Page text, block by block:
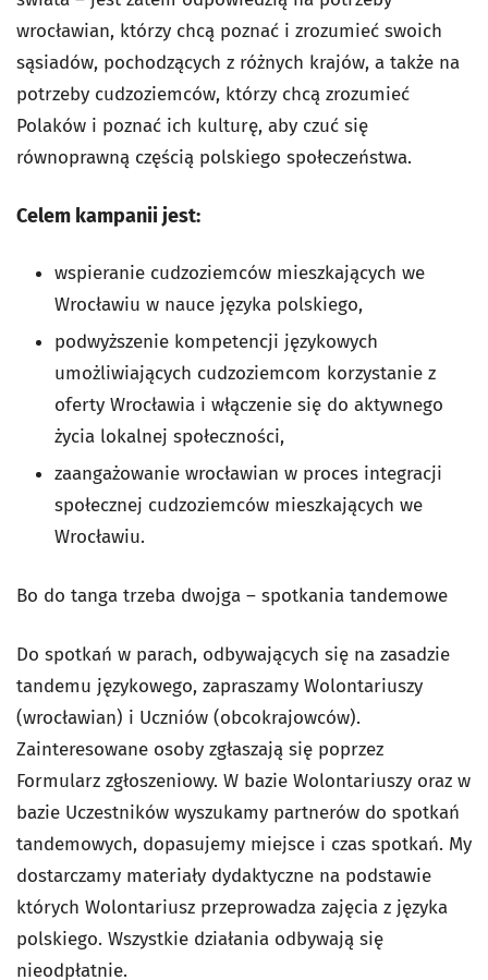
wrocławian, którzy chcą poznać i zrozumieć swoich
sąsiadów, pochodzących z różnych krajów, a także na
potrzeby cudzoziemców, którzy chcą zrozumieć
Polaków i poznać ich kulturę, aby czuć się
równoprawną częścią polskiego społeczeństwa.
Celem kampanii jest:
wspieranie cudzoziemców mieszkających we
Wrocławiu w nauce języka polskiego,
podwyższenie kompetencji językowych
umożliwiających cudzoziemcom korzystanie z
oferty Wrocławia i włączenie się do aktywnego
życia lokalnej społeczności,
zaangażowanie wrocławian w proces integracji
społecznej cudzoziemców mieszkających we
Wrocławiu.
Bo do tanga trzeba dwojga – spotkania tandemowe
Do spotkań w parach, odbywających się na zasadzie
tandemu językowego, zapraszamy Wolontariuszy
(wrocławian) i Uczniów (obcokrajowców).
Zainteresowane osoby zgłaszają się poprzez
Formularz zgłoszeniowy. W bazie Wolontariuszy oraz w
bazie Uczestników wyszukamy partnerów do spotkań
tandemowych, dopasujemy miejsce i czas spotkań. My
dostarczamy materiały dydaktyczne na podstawie
których Wolontariusz przeprowadza zajęcia z języka
polskiego. Wszystkie działania odbywają się
nieodpłatnie.